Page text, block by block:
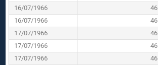
16/07/1966
46
16/07/1966
46
17/07/1966
46
17/07/1966
46
17/07/1966
46